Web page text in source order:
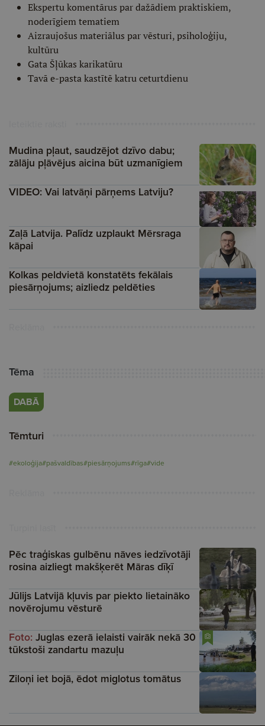
Ekspertu komentārus par dažādiem praktiskiem,
noderīgiem tematiem
Aizraujošus materiālus par vēsturi, psiholoģiju,
kultūru
Gata Šļūkas karikatūru
Tavā e-pasta kastītē katru ceturtdienu
Mudina pļaut, saudzējot dzīvo dabu;
zālāju pļāvējus aicina būt uzmanīgiem
VIDEO: Vai latvāņi pārņems Latviju?
Zaļā Latvija. Palīdz uzplaukt Mērsraga
kāpai
Kolkas peldvietā konstatēts fekālais
piesārņojums; aizliedz peldēties
Tēma
DABĀ
Tēmturi
#ekoloģija#pašvaldības#piesārņojums#rīga#vide
Pēc traģiskas gulbēnu nāves iedzīvotāji
rosina aizliegt makšķerēt Māras dīķī
Jūlijs Latvijā kļuvis par piekto lietaināko
novērojumu vēsturē
Foto: Juglas ezerā ielaisti vairāk nekā 30
tūkstoši zandartu mazuļu
Ziloņi iet bojā, ēdot miglotus tomātus